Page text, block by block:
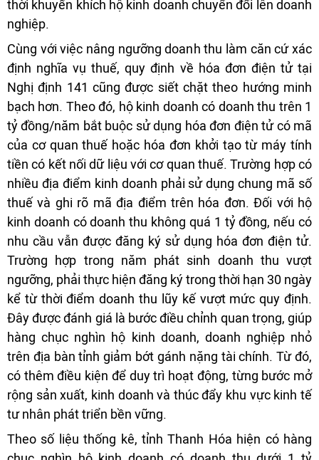
thời khuyến khích hộ kinh doanh chuyển đổi lên doanh
nghiệp.
Cùng với việc nâng ngưỡng doanh thu làm căn cứ xác
định nghĩa vụ thuế, quy định về hóa đơn điện tử tại
Nghị định 141 cũng được siết chặt theo hướng minh
bạch hơn. Theo đó, hộ kinh doanh có doanh thu trên 1
tỷ đồng/năm bắt buộc sử dụng hóa đơn điện tử có mã
của cơ quan thuế hoặc hóa đơn khởi tạo từ máy tính
tiền có kết nối dữ liệu với cơ quan thuế. Trường hợp có
nhiều địa điểm kinh doanh phải sử dụng chung mã số
thuế và ghi rõ mã địa điểm trên hóa đơn. Đối với hộ
kinh doanh có doanh thu không quá 1 tỷ đồng, nếu có
nhu cầu vẫn được đăng ký sử dụng hóa đơn điện tử.
Trường hợp trong năm phát sinh doanh thu vượt
ngưỡng, phải thực hiện đăng ký trong thời hạn 30 ngày
kể từ thời điểm doanh thu lũy kế vượt mức quy định.
Đây được đánh giá là bước điều chỉnh quan trọng, giúp
hàng chục nghìn hộ kinh doanh, doanh nghiệp nhỏ
trên địa bàn tỉnh giảm bớt gánh nặng tài chính. Từ đó,
có thêm điều kiện để duy trì hoạt động, từng bước mở
rộng sản xuất, kinh doanh và thúc đẩy khu vực kinh tế
tư nhân phát triển bền vững.
Theo số liệu thống kê, tỉnh Thanh Hóa hiện có hàng